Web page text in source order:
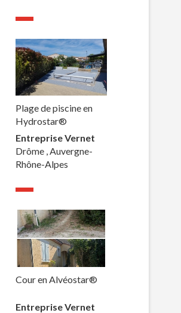
Plage de piscine en
Hydrostar®
Entreprise Vernet
Drôme , Auvergne-
Rhône-Alpes
Cour en Alvéostar®
Entreprise Vernet